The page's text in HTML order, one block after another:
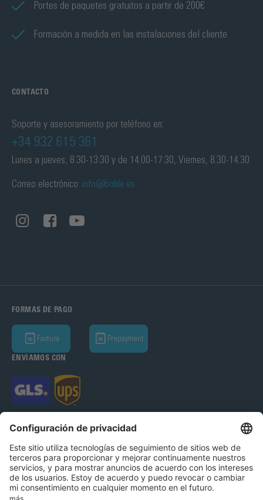
Portes de paquetes gratuitos a partir de 200€
Formación a medida en las instalaciones del cliente
CONTACTO
Soporte y asesoramiento por teléfono en:
+34 932 615 361
Lunes a jueves, 8.30-13:30 y de 14.00-17:30, Viernes, 8.30-14.30
Correo electrónico: info@bohle.es
FORMAS DE PAGO
Factura Prepayment
ENVIAMOS CON
Bohle Complementos del Vidrio S.A.U 2026
Aviso Legal
Política de Privacidad